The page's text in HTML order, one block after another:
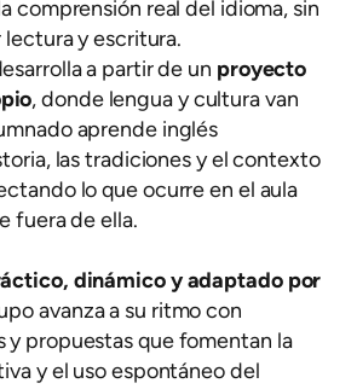
comprensión real del idioma, sin
y escritura.
a partir de un proyecto
, donde lengua y cultura van
aprende inglés
las tradiciones y el contexto
lo que ocurre en el aula
fuera de ella.
dinámico y adaptado por
avanza a su ritmo con
y propuestas que fomentan la
y el uso espontáneo del